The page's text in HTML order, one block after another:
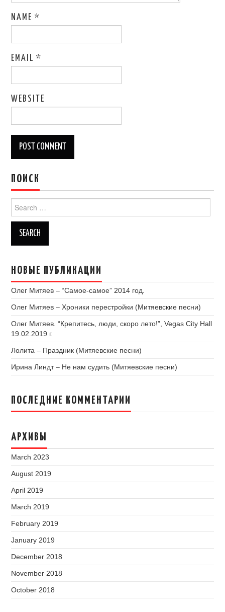
NAME*
EMAIL*
WEBSITE
ПОИСК
for:
НОВЫЕ ПУБЛИКАЦИИ
Олег Митяев – “Самое-самое” 2014 год.
Олег Митяев – Хроники перестройки (Митяевские песни)
Олег Митяев. “Крепитесь, люди, скоро лето!”, Vegas City Hall
19.02.2019 г.
Лолита – Праздник (Митяевские песни)
Ирина Линдт – Не нам судить (Митяевские песни)
ПОСЛЕДНИЕ КОММЕНТАРИИ
АРХИВЫ
March 2023
August 2019
April 2019
March 2019
February 2019
January 2019
December 2018
November 2018
October 2018